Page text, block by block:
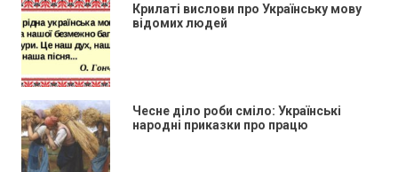
Крилаті вислови про Українську мову
відомих людей
Чесне діло роби сміло: Українські
народні приказки про працю